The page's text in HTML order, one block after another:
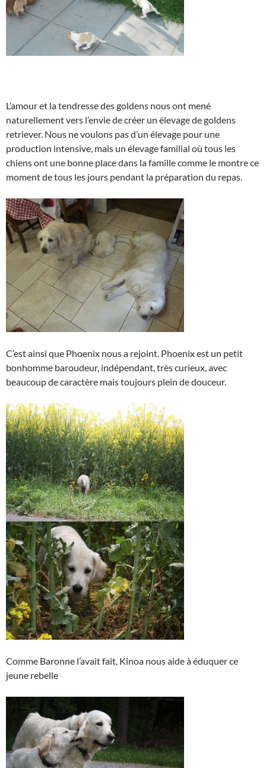
L’amour et la tendresse des goldens nous ont mené
naturellement vers l’envie de créer un élevage de goldens
retriever. Nous ne voulons pas d’un élevage pour une
production intensive, mais un élevage familial où tous les
chiens ont une bonne place dans la famille comme le montre ce
moment de tous les jours pendant la préparation du repas.
C’est ainsi que Phoenix nous a rejoint. Phoenix est un petit
bonhomme baroudeur, indépendant, très curieux, avec
beaucoup de caractère mais toujours plein de douceur.
Comme Baronne l’avait fait, Kinoa nous aide à éduquer ce
jeune rebelle